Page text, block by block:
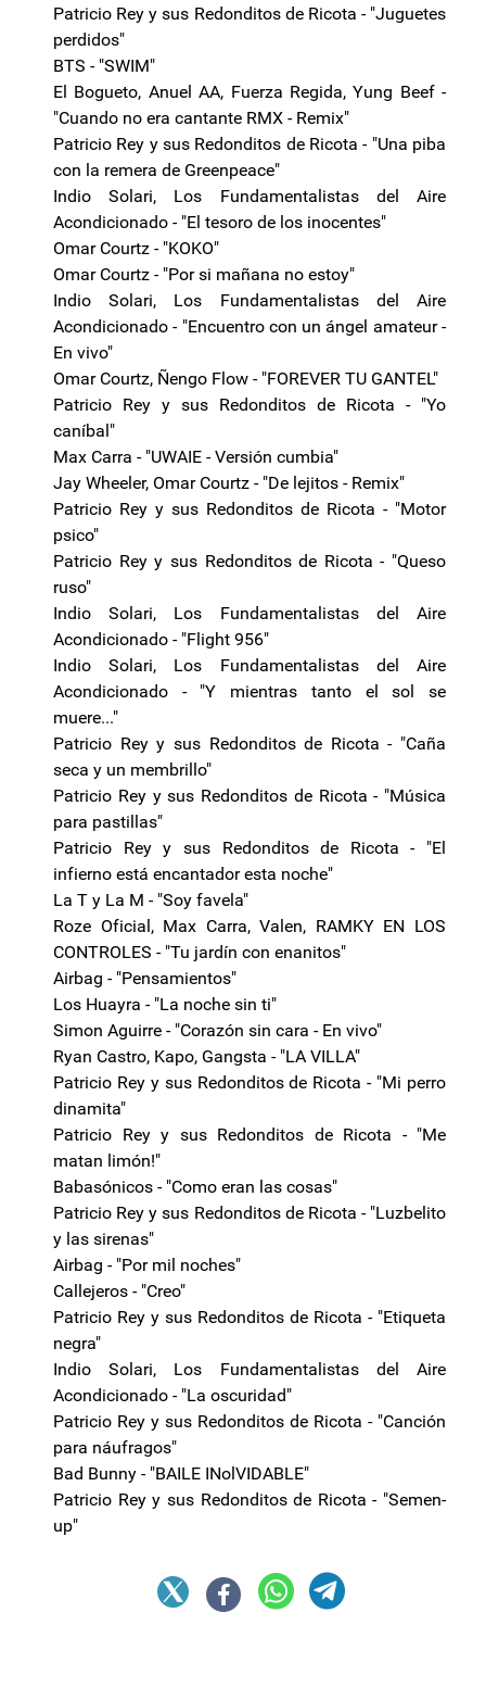
Patricio Rey y sus Redonditos de Ricota - "Juguetes
perdidos"
BTS - "SWIM"
El Bogueto, Anuel AA, Fuerza Regida, Yung Beef -
"Cuando no era cantante RMX - Remix"
Patricio Rey y sus Redonditos de Ricota - "Una piba
con la remera de Greenpeace"
Indio Solari, Los Fundamentalistas del Aire
Acondicionado - "El tesoro de los inocentes"
Omar Courtz - "KOKO"
Omar Courtz - "Por si mañana no estoy"
Indio Solari, Los Fundamentalistas del Aire
Acondicionado - "Encuentro con un ángel amateur -
En vivo"
Omar Courtz, Ñengo Flow - "FOREVER TU GANTEL"
Patricio Rey y sus Redonditos de Ricota - "Yo
caníbal"
Max Carra - "UWAIE - Versión cumbia"
Jay Wheeler, Omar Courtz - "De lejitos - Remix"
Patricio Rey y sus Redonditos de Ricota - "Motor
psico"
Patricio Rey y sus Redonditos de Ricota - "Queso
ruso"
Indio Solari, Los Fundamentalistas del Aire
Acondicionado - "Flight 956"
Indio Solari, Los Fundamentalistas del Aire
Acondicionado - "Y mientras tanto el sol se
muere..."
Patricio Rey y sus Redonditos de Ricota - "Caña
seca y un membrillo"
Patricio Rey y sus Redonditos de Ricota - "Música
para pastillas"
Patricio Rey y sus Redonditos de Ricota - "El
infierno está encantador esta noche"
La T y La M - "Soy favela"
Roze Oficial, Max Carra, Valen, RAMKY EN LOS
CONTROLES - "Tu jardín con enanitos"
Airbag - "Pensamientos"
Los Huayra - "La noche sin ti"
Simon Aguirre - "Corazón sin cara - En vivo"
Ryan Castro, Kapo, Gangsta - "LA VILLA"
Patricio Rey y sus Redonditos de Ricota - "Mi perro
dinamita"
Patricio Rey y sus Redonditos de Ricota - "Me
matan limón!"
Babasónicos - "Como eran las cosas"
Patricio Rey y sus Redonditos de Ricota - "Luzbelito
y las sirenas"
Airbag - "Por mil noches"
Callejeros - "Creo"
Patricio Rey y sus Redonditos de Ricota - "Etiqueta
negra"
Indio Solari, Los Fundamentalistas del Aire
Acondicionado - "La oscuridad"
Patricio Rey y sus Redonditos de Ricota - "Canción
para náufragos"
Bad Bunny - "BAILE INolVIDABLE"
Patricio Rey y sus Redonditos de Ricota - "Semen-
up"